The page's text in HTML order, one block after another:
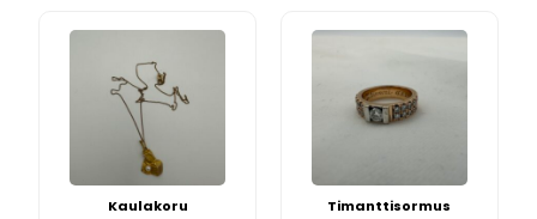
Kaulakoru Timanttisormus